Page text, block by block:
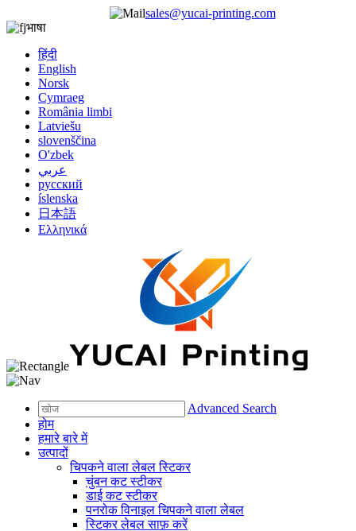
sales@yucai-printing.com
भाषा
हिंदी
English
Norsk
Cymraeg
România limbi
Latviešu
slovenščina
O'zbek
عربي
русский
íslenska
日本語
Ελληνικά
Advanced Search
होम
हमारे बारे में
उत्पादों
चिपकने वाला लेबल स्टिकर
चुंबन कट स्टीकर
डाई कट स्टीकर
पनरोक विनाइल चिपकने वाला लेबल
स्टिकर लेबल साफ़ करें